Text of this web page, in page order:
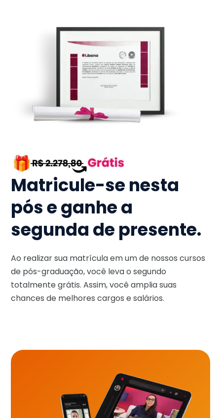
Matricule-se nesta
pós e ganhe a
segunda de presente.
Ao realizar sua matrícula em um de nossos cursos
de pós-graduação, você leva o segundo
totalmente grátis. Assim, você amplia suas
chances de melhores cargos e salários.